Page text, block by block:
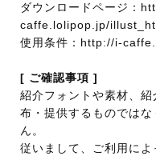
ダウンロードページ：
caffe.lolipop.jp/
使用条件：http://i-
[ ご確認事項 ]
紹介フォントや素材、
布・提供するものでは
ん。
従いまして、ご利用に